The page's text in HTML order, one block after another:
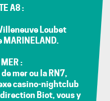
A8 :
Loubet
:
mer ou la RN7,
casino-nightclub
direction Biot, vous y